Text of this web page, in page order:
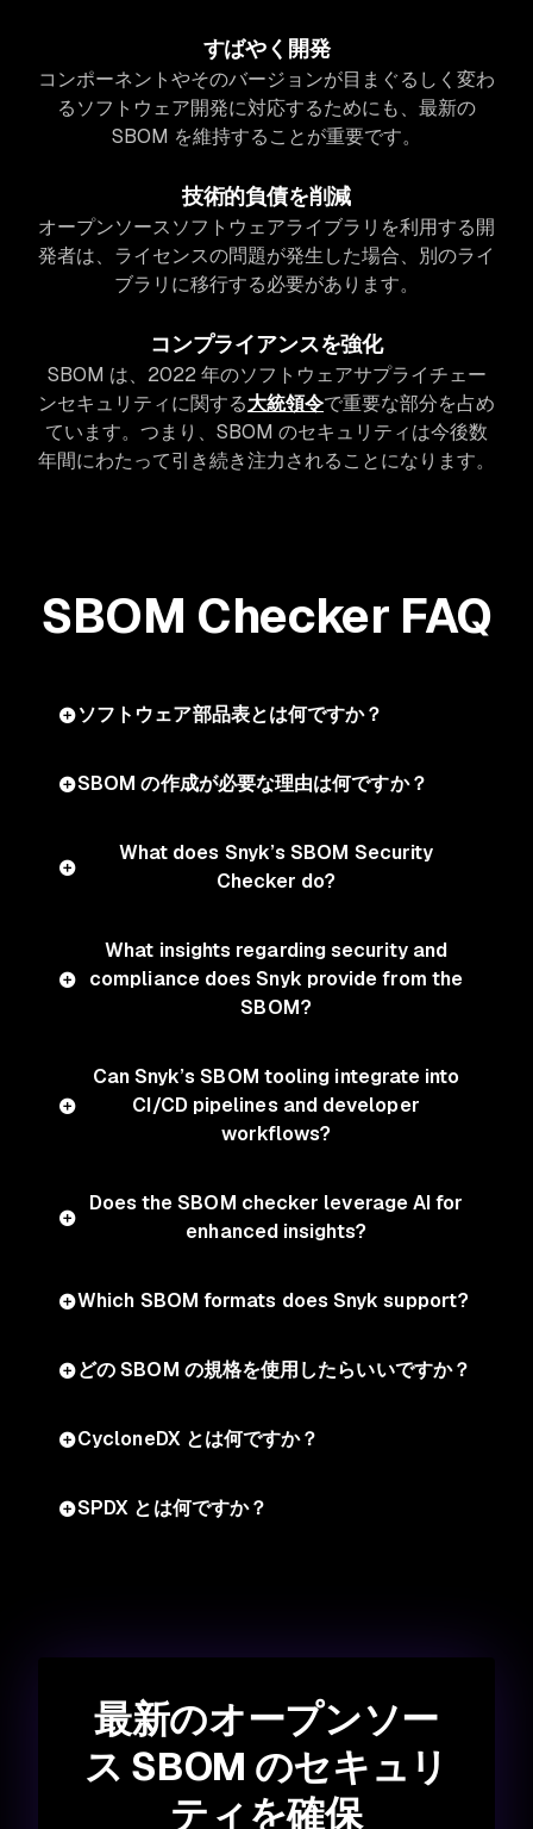
すばやく開発
コンポーネントやそのバージョンが目まぐるしく変わ
るソフトウェア開発に対応するためにも、最新の
SBOM を維持することが重要です。
技術的負債を削減
オープンソースソフトウェアライブラリを利用する開
発者は、ライセンスの問題が発生した場合、別のライ
ブラリに移行する必要があります。
コンプライアンスを強化
SBOM は、2022 年のソフトウェアサプライチェー
ンセキュリティに関する大統領令で重要な部分を占め
ています。つまり、SBOM のセキュリティは今後数
年間にわたって引き続き注力されることになります。
SBOM Checker FAQ
ソフトウェア部品表とは何ですか？
SBOM の作成が必要な理由は何ですか？
What does Snyk’s SBOM Security
Checker do?
What insights regarding security and
compliance does Snyk provide from the
SBOM?
Can Snyk’s SBOM tooling integrate into
CI/CD pipelines and developer
workflows?
Does the SBOM checker leverage AI for
enhanced insights?
Which SBOM formats does Snyk support?
どの SBOM の規格を使用したらいいですか？
CycloneDX とは何ですか？
SPDX とは何ですか？
最新のオープンソー
ス SBOM のセキュリ
ティを確保